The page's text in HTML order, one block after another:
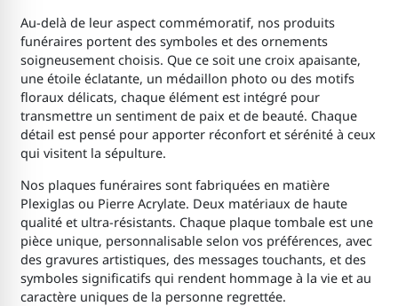
Au-delà de leur aspect commémoratif, nos produits
funéraires portent des symboles et des ornements
soigneusement choisis. Que ce soit une croix apaisante,
une étoile éclatante, un médaillon photo ou des motifs
floraux délicats, chaque élément est intégré pour
transmettre un sentiment de paix et de beauté. Chaque
détail est pensé pour apporter réconfort et sérénité à ceux
qui visitent la sépulture.
Nos plaques funéraires sont fabriquées en matière
Plexiglas ou Pierre Acrylate. Deux matériaux de haute
qualité et ultra-résistants. Chaque plaque tombale est une
pièce unique, personnalisable selon vos préférences, avec
des gravures artistiques, des messages touchants, et des
symboles significatifs qui rendent hommage à la vie et au
caractère uniques de la personne regrettée.